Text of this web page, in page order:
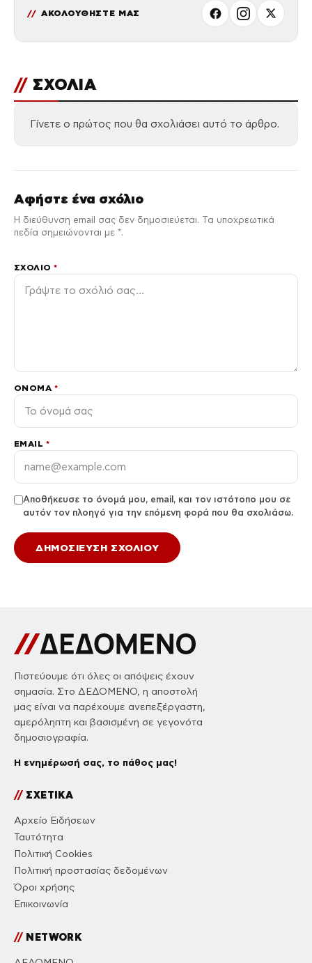
ΑΚΟΛΟΥΘΗΣΤΕ ΜΑΣ
// ΣΧΟΛΙΑ
Γίνετε ο πρώτος που θα σχολιάσει αυτό το άρθρο.
Αφήστε ένα σχόλιο
Η διεύθυνση email σας δεν δημοσιεύεται. Τα υποχρεωτικά
πεδία σημειώνονται με *.
ΣΧΌΛΙΟ*
ΌΝΟΜΑ *
EMAIL *
Αποθήκευσε το όνομά μου, email, και τον ιστότοπο μου σε
αυτόν τον πλοηγό για την επόμενη φορά που θα σχολιάσω.
Πιστεύουμε ότι όλες οι απόψεις έχουν
σημασία. Στο ΔΕΔΟΜΕΝΟ, η αποστολή
μας είναι να παρέχουμε ανεπεξέργαστη,
αμερόληπτη και βασισμένη σε γεγονότα
δημοσιογραφία.
Η ενημέρωσή σας, το πάθος μας!
//ΣΧΕΤΙΚΑ
Αρχείο Ειδήσεων
Ταυτότητα
Πολιτική Cookies
Πολιτική προστασίας δεδομένων
Όροι χρήσης
Επικοινωνία
//NETWORK